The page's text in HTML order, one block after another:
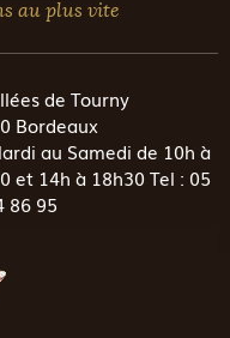
au plus vite
de Tourny
Bordeaux
au Samedi de 10h à
et 14h à 18h30 Tel : 05
86 95